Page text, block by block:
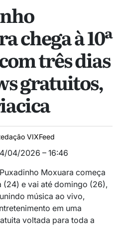
chega à 10ª
três dias
gratuitos,
VIXFeed
04/2026 – 16:46
Moxuara começa
(24) e vai até domingo (26),
música ao vivo,
em uma
voltada para toda a